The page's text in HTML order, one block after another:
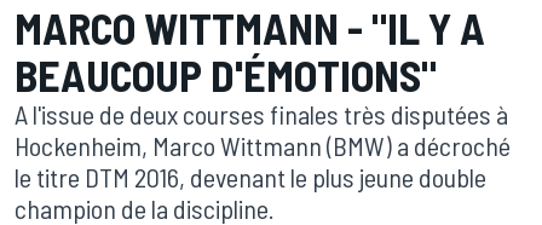
MARCO WITTMANN - "IL Y A
BEAUCOUP D'ÉMOTIONS"
A l'issue de deux courses finales très disputées à
Hockenheim, Marco Wittmann (BMW) a décroché
le titre DTM 2016, devenant le plus jeune double
champion de la discipline.